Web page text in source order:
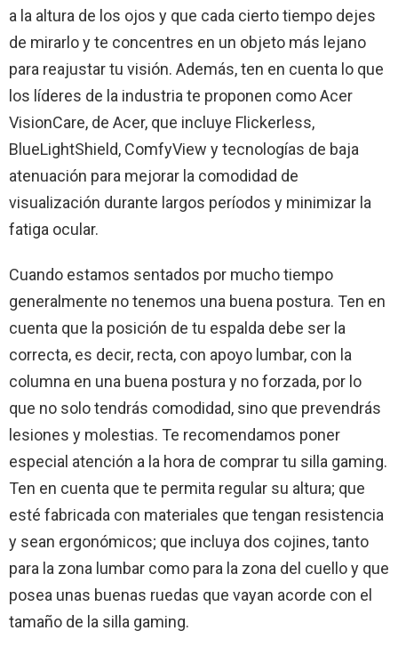
a la altura de los ojos y que cada cierto tiempo dejes
de mirarlo y te concentres en un objeto más lejano
para reajustar tu visión. Además, ten en cuenta lo que
los líderes de la industria te proponen como Acer
VisionCare, de Acer, que incluye Flickerless,
BlueLightShield, ComfyView y tecnologías de baja
atenuación para mejorar la comodidad de
visualización durante largos períodos y minimizar la
fatiga ocular.
Cuando estamos sentados por mucho tiempo
generalmente no tenemos una buena postura. Ten en
cuenta que la posición de tu espalda debe ser la
correcta, es decir, recta, con apoyo lumbar, con la
columna en una buena postura y no forzada, por lo
que no solo tendrás comodidad, sino que prevendrás
lesiones y molestias. Te recomendamos poner
especial atención a la hora de comprar tu silla gaming.
Ten en cuenta que te permita regular su altura; que
esté fabricada con materiales que tengan resistencia
y sean ergonómicos; que incluya dos cojines, tanto
para la zona lumbar como para la zona del cuello y que
posea unas buenas ruedas que vayan acorde con el
tamaño de la silla gaming.